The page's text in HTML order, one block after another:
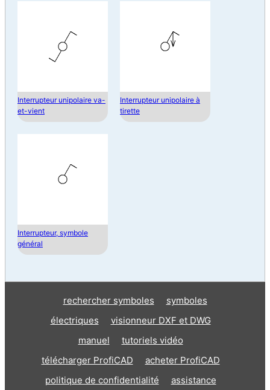
Interrupteur unipolaire va-
et-vient
Interrupteur unipolaire à
tirette
Interrupteur, symbole
général
rechercher symboles
symboles
électriques
visionneur DXF et DWG
manuel
tutoriels vidéo
télécharger ProfiCAD
acheter ProfiCAD
politique de confidentialité
assistance